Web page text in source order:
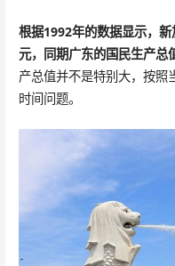
根据1992年的数据显示，
元，同期广东的国民生产总
产总值并不是特别大，按照
时间问题。